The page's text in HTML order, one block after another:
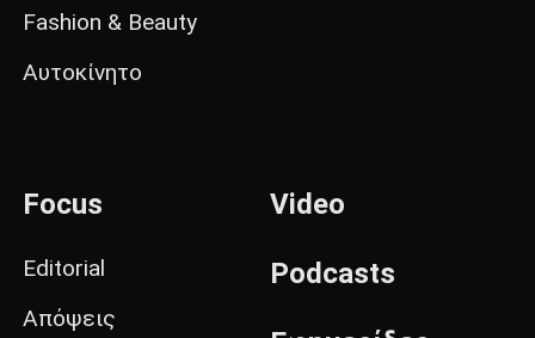
Fashion & Beauty
Αυτοκίνητο
Focus
Editorial
Απόψεις
Video
Podcasts